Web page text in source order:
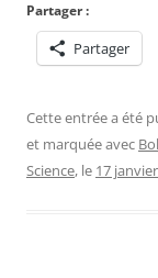
Partager :
Partager
Cette entrée a été
et marquée avec
Science, le 17